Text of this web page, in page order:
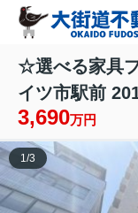
☆選べる家具
イツ市駅前
3,690万円
1/3